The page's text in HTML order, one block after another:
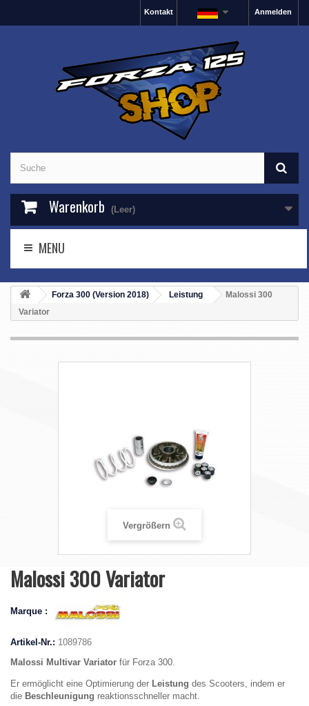
Anmelden
Kontakt
Warenkorb (Leer)
MENU
Forza 300 (Version 2018) Leistung
Malossi 300
Variator
Vergrößern
Malossi 300 Variator
Marque :
Artikel-Nr.: 1089786
Malossi Multivar Variator für Forza 300.
Er ermöglicht eine Optimierung der Leistung des Scooters, indem er
die Beschleunigung reaktionsschneller macht.